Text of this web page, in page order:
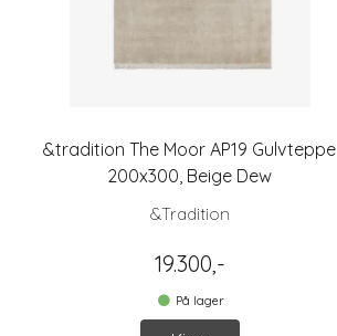
&tradition The Moor AP19 Gulvteppe
200x300, Beige Dew
&Tradition
19.300,-
På lager